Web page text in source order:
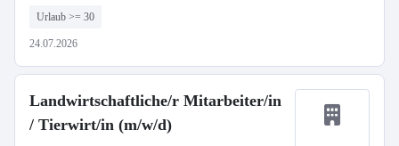
Urlaub >= 30
24.07.2026
Landwirtschaftliche/r Mitarbeiter/in
/ Tierwirt/in (m/w/d)